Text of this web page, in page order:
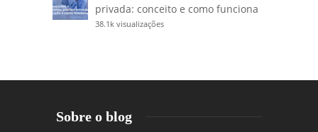
privada: conceito e como funciona
38.1k visualizações
Sobre o blog